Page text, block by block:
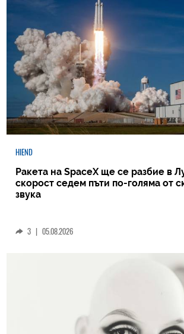
HIEND
Ракета на SpaceX ще се разбие в
скорост седем пъти по-голяма от
звука
3 | 05.08.2026